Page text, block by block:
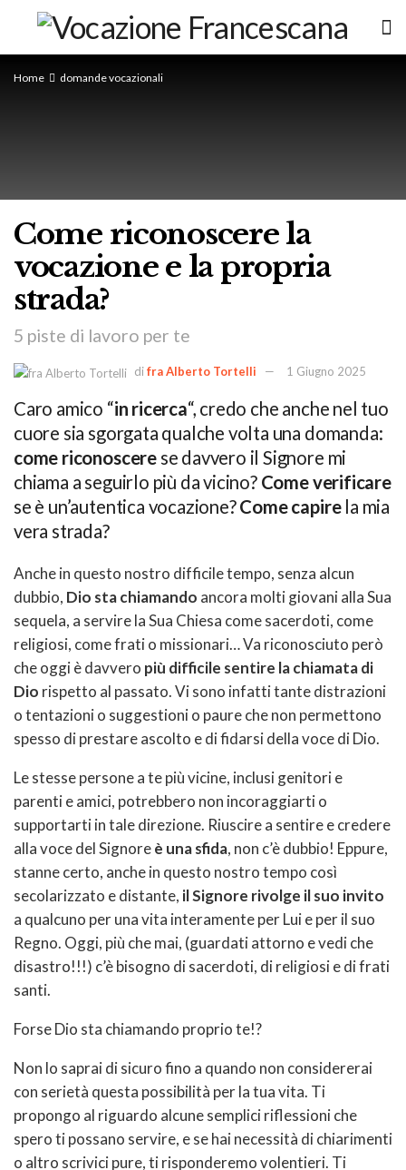
Home domande vocazionali
Come riconoscere la
vocazione e la propria
strada?
5 piste di lavoro per te
difra Alberto Tortelli 1 Giugno 2025
Caro amico “in ricerca“, credo che anche nel tuo
cuore sia sgorgata qualche volta una domanda:
come riconoscerese davvero il Signore mi
chiama a seguirlo più da vicino? Come verificare
se è un’autentica vocazione?Come capirela mia
vera strada?
Anche in questo nostro difficile tempo, senza alcun
dubbio, Dio sta chiamando ancora molti giovani alla Sua
sequela, a servire la Sua Chiesa come sacerdoti, come
religiosi, come frati o missionari… Va riconosciuto però
che oggi è davvero più difficile sentire la chiamata di
Dio rispetto al passato. Vi sono infatti tante distrazioni
o tentazioni o suggestioni o paure che non permettono
spesso di prestare ascolto e di fidarsi della voce di Dio.
Le stesse persone a te più vicine, inclusi genitori e
parenti e amici, potrebbero non incoraggiarti o
supportarti in tale direzione. Riuscire a sentire e credere
alla voce del Signoreè una sfida, non c’è dubbio! Eppure,
stanne certo, anche in questo nostro tempo così
secolarizzato e distante, il Signore rivolge il suo invito
a qualcuno per una vita interamente per Lui e per il suo
Regno. Oggi, più che mai, (guardati attorno e vedi che
disastro!!!) c’è bisogno di sacerdoti, di religiosi e di frati
santi.
Forse Dio sta chiamando proprio te!?
Non lo saprai di sicuro fino a quando non considererai
con serietà questa possibilità per la tua vita. Ti
propongo al riguardo alcune semplici riflessioni che
spero ti possano servire, e se hai necessità di chiarimenti
o altro scrivici pure, ti risponderemo volentieri. Ti